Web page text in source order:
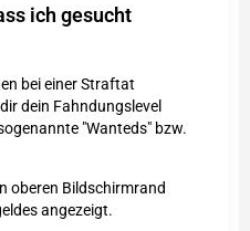
ich gesucht
bei einer Straftat
dein Fahndungslevel
"Wanteds" bzw.
oberen Bildschirmrand
angezeigt.